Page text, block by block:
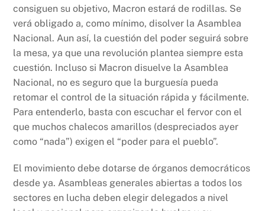
consiguen su objetivo, Macron estará de rodillas. Se
verá obligado a, como mínimo, disolver la Asamblea
Nacional. Aun así, la cuestión del poder seguirá sobre
la mesa, ya que una revolución plantea siempre esta
cuestión. Incluso si Macron disuelve la Asamblea
Nacional, no es seguro que la burguesía pueda
retomar el control de la situación rápida y fácilmente.
Para entenderlo, basta con escuchar el fervor con el
que muchos chalecos amarillos (despreciados ayer
como “nada”) exigen el “poder para el pueblo”.
El movimiento debe dotarse de órganos democráticos
desde ya. Asambleas generales abiertas a todos los
sectores en lucha deben elegir delegados a nivel